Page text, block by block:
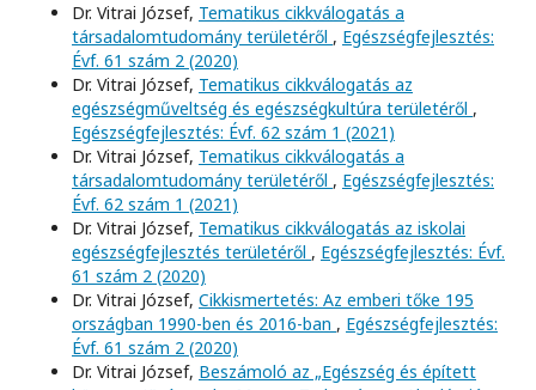
Dr. Vitrai József, Tematikus cikkválogatás a
társadalomtudomány területéről , Egészségfejlesztés:
Évf. 61 szám 2 (2020)
Dr. Vitrai József, Tematikus cikkválogatás az
egészségműveltség és egészségkultúra területéről ,
Egészségfejlesztés: Évf. 62 szám 1 (2021)
Dr. Vitrai József, Tematikus cikkválogatás a
társadalomtudomány területéről , Egészségfejlesztés:
Évf. 62 szám 1 (2021)
Dr. Vitrai József, Tematikus cikkválogatás az iskolai
egészségfejlesztés területéről , Egészségfejlesztés: Évf.
61 szám 2 (2020)
Dr. Vitrai József, Cikkismertetés: Az emberi tőke 195
országban 1990-ben és 2016-ban , Egészségfejlesztés:
Évf. 61 szám 2 (2020)
Dr. Vitrai József, Beszámoló az „Egészség és épített